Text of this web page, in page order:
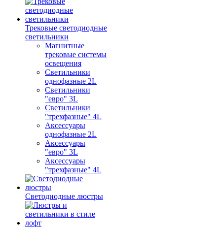
Трековые светодиодные
светильники
Магнитные
трековые системы
освещения
Светильники
однофазные 2L
Светильники
"евро" 3L
Светильники
"трехфазные" 4L
Аксессуары
однофазные 2L
Аксессуары
"евро" 3L
Аксессуары
"трехфазные" 4L
Светодиодные люстры